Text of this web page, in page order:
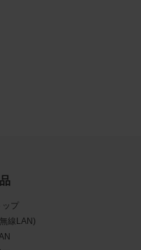
データを複製、送信可能化
た場合を除き、上記の目的
できません。
プ
線LAN)